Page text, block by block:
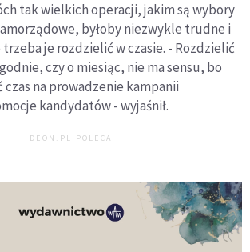
tak wielkich operacji, jakim są wybory
byłoby niezwykle trudne i
je rozdzielić w czasie. - Rozdzielić
czy o miesiąc, nie ma sensu, bo
na prowadzenie kampanii
kandydatów - wyjaśnił.
DEON.PL POLECA